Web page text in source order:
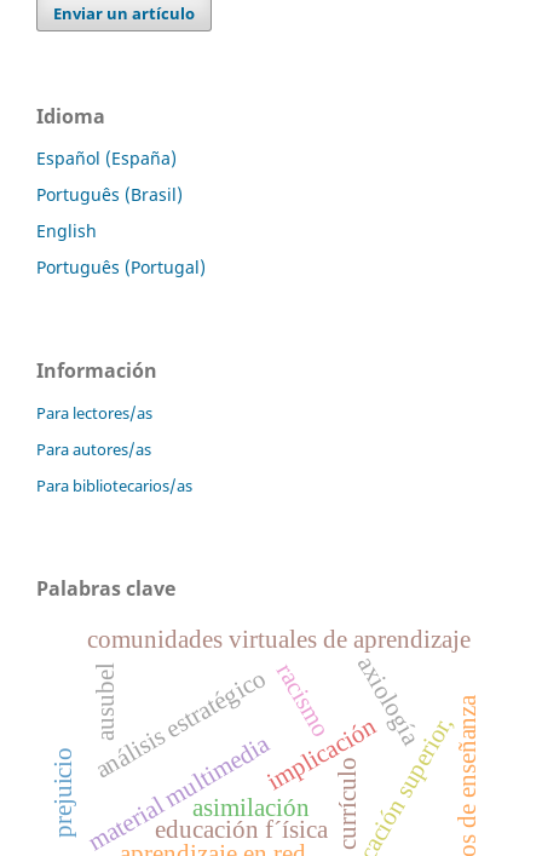
Enviar un artículo
Idioma
Español (España)
Português (Brasil)
English
Português (Portugal)
Información
Para lectores/as
Para autores/as
Para bibliotecarios/as
Palabras clave
currículo
implicación
axiología
material multimedia
análisis estratégico educación superior,
comunidades virtuales de aprendizaje
educación f´ísica
estilos de enseñanza
asimilación
racismo
prejuicio
ausubel